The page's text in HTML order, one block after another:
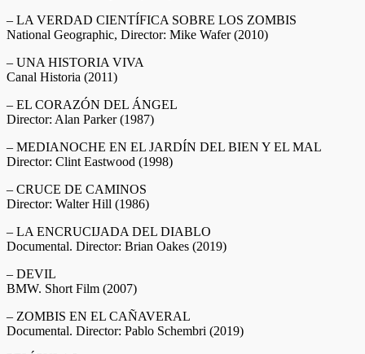
– LA VERDAD CIENTÍFICA SOBRE LOS ZOMBIS
National Geographic, Director: Mike Wafer (2010)
– UNA HISTORIA VIVA
Canal Historia (2011)
– EL CORAZÓN DEL ÁNGEL
Director: Alan Parker (1987)
– MEDIANOCHE EN EL JARDÍN DEL BIEN Y EL MAL
Director: Clint Eastwood (1998)
– CRUCE DE CAMINOS
Director: Walter Hill (1986)
– LA ENCRUCIJADA DEL DIABLO
Documental. Director: Brian Oakes (2019)
– DEVIL
BMW. Short Film (2007)
– ZOMBIS EN EL CAÑAVERAL
Documental. Director: Pablo Schembri (2019)